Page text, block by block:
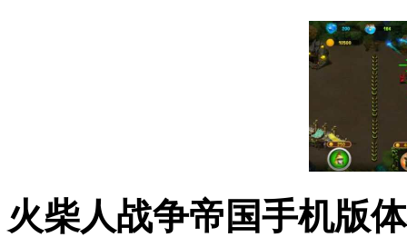
火柴人战争帝国手机版